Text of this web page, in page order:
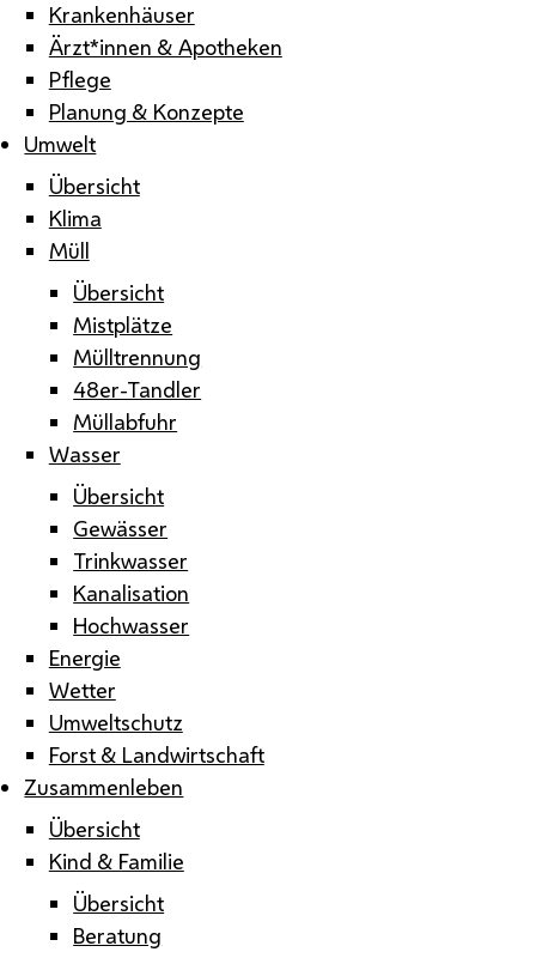
Krankenhäuser
Ärzt*innen & Apotheken
Pflege
Planung & Konzepte
Umwelt
Übersicht
Klima
Müll
Übersicht
Mistplätze
Mülltrennung
48er-Tandler
Müllabfuhr
Wasser
Übersicht
Gewässer
Trinkwasser
Kanalisation
Hochwasser
Energie
Wetter
Umweltschutz
Forst & Landwirtschaft
Zusammenleben
Übersicht
Kind & Familie
Übersicht
Beratung